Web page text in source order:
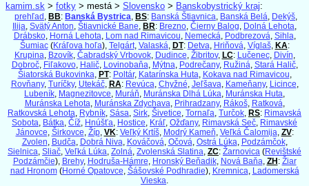
kamim.sk > fotky > mestá > Slovensko > Banskobystrický kraj:
prehľad , BB: Banská Bystrica, BS: Banská Štiavnica, Banská Belá, Dekýš,
Ilija, Svätý Anton, Štiavnické Bane, BR: Brezno, Čierny Balog, Dolná Lehota,
Drábsko, Horná Lehota, Lom nad Rimavicou, Nemecká, Podbrezová, Sihla,
Šumiac(Kráľova hoľa), Telgárt, Valaská, DT: Detva, Hriňová, Víglaš, KA:
Krupina, Bzovík, Čabradský Vrbovok, Dudince, Žibritov, LC: Lučenec, Divín,
Dobroč, Fiľakovo, Halič, Lovinobaňa, Mýtna, Podrečany, Ružiná, Stará Halič,
Šiatorská Bukovinka, PT: Poltár, Katarínska Huta, Kokava nad Rimavicou,
Rovňany, Turíčky, Utekáč, RA: Revúca, Chyžné, Jeľšava, Kameňany, Licince,
Lubeník, Magnezitovce, Muráň, Muránska Dlhá Lúka, Muránska Huta,
Muránska Lehota, Muránska Zdychava, Prihradzany, Rákoš, Ratková,
Ratkovská Lehota, Rybník, Sása, Sirk, Šivetice, Tornaľa, Turčok, RS: Rimavská
Sobota, Bátka, Číž, Hnúšťa, Hostice, Kráľ, Ožďany, Rimavská Seč, Rimavské
Jánovce, Širkovce, Žíp, VK: Veľký Krtíš, Modrý Kameň, Veľká Čalomija, ZV:
Zvolen, Budča, Dobrá Niva, Kováčová, Očová, Ostrá Lúka, Podzámčok,
Sielnica, Sliač, Veľká Lúka, Zolná, Zvolenská Slatina, ZC: Žarnovica (Revištské
Podzámčie), Brehy, Hodruša-Hámre, Hronský Beňadik, Nová Baňa, ZH : Žiar
nad Hronom(Horné Opatovce, Šášovské Podhradie), Kremnica, Ladomerská
Vieska.